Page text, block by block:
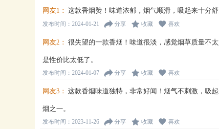
网友1： 这款香烟赞！味道浓郁，烟气顺滑，吸起来十分
发布时间：2024-01-21 分享 收藏 喜欢
网友2： 很失望的一款香烟！味道很淡，感觉烟草质量不
是性价比太低了。
发布时间：2024-01-07 分享 收藏 喜欢
网友3： 这款香烟味道独特，非常好闻！烟气不刺激，吸
烟之一。
发布时间：2023-11-26 分享 收藏 喜欢